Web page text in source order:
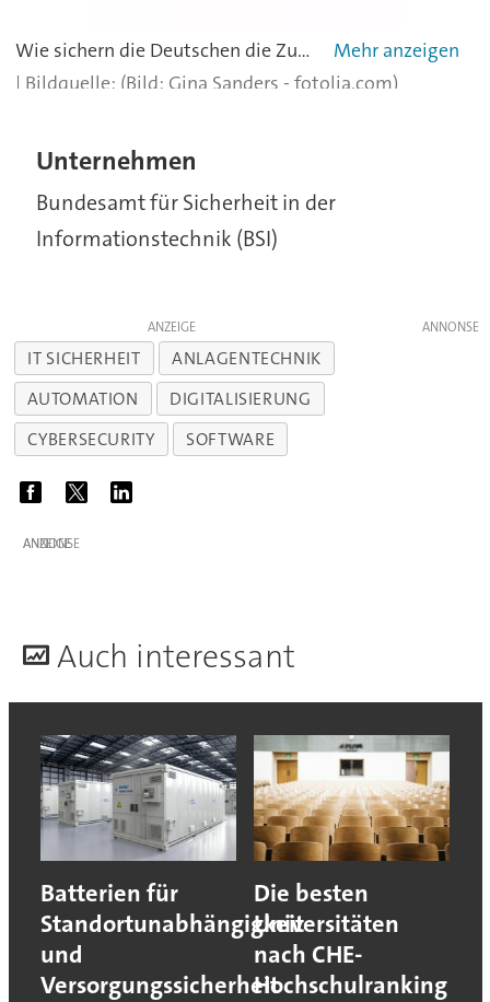
Wie sichern die Deutschen die Zugänge zu ihren Computersystemen und -netzwerken ab? Dieser Frage geht das Hasso Plattner-Institut jährlich mit dem Ranking "Top 10 deutscher Passwörter" nach. Datengrundlage sind dieses Jahr 1,8 Millionen Zugangsdaten aus dem Datenbestand des HPI Identity Leak Checkers, die auf E-Mail-Adressen mit .de-Domäne registriert sind und 2021 geleakt wurden.
(Bild: Gina Sanders - fotolia.com)
Unternehmen
Bundesamt für Sicherheit in der
Informationstechnik (BSI)
ANZEIGE
IT SICHERHEIT
ANLAGENTECHNIK
AUTOMATION
DIGITALISIERUNG
CYBERSECURITY
SOFTWARE
ANZEIGE
Auch interessant
Batterien für
Standortunabhängigkeit
und
Versorgungssicherheit
Die besten
Universitäten
nach CHE-
Hochschulranking